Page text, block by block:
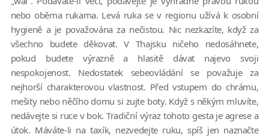
nebo oběma rukama. Levá ruka se v regionu užívá k osobní
hygieně a je považována za nečistou. Nic nezkazíte, když za
všechno budete děkovat. V Thajsku ničeho nedosáhnete,
pokud budete výrazně a hlasitě dávat najevo svoji
nespokojenost. Nedostatek sebeovládání se považuje za
nejhorší charakterovou vlastnost. Před vstupem do chrámu,
mešity nebo něčího domu si zujte boty. Když s někým mluvíte,
nedávejte si ruce v bok. Tradiční výraz tohoto gesta je agrese a
útok. Máváte-li na taxík, nezvedejte ruku, spíš jen naznačte